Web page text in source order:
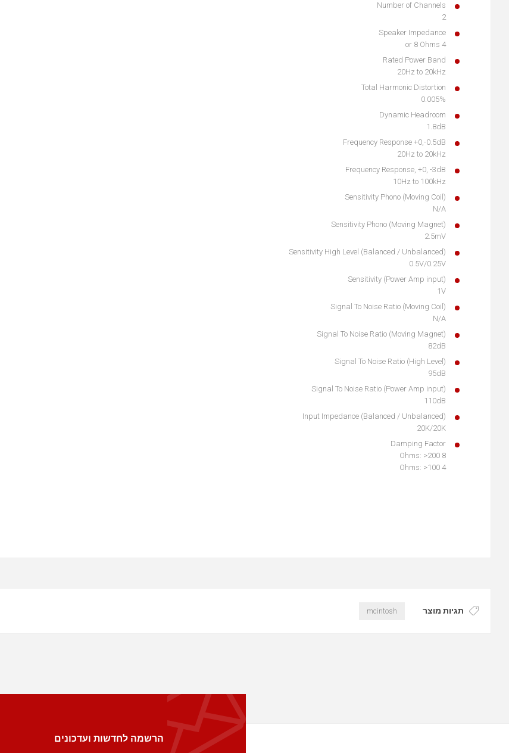
Number of Channels
2
Speaker Impedance
4 or 8 Ohms
Rated Power Band
20Hz to 20kHz
Total Harmonic Distortion
0.005%
Dynamic Headroom
1.8dB
Frequency Response +0,-0.5dB
20Hz to 20kHz
Frequency Response, +0, -3dB
10Hz to 100kHz
Sensitivity Phono (Moving Coil)
N/A
Sensitivity Phono (Moving Magnet)
2.5mV
Sensitivity High Level (Balanced / Unbalanced)
0.5V/0.25V
Sensitivity (Power Amp input)
1V
Signal To Noise Ratio (Moving Coil)
N/A
Signal To Noise Ratio (Moving Magnet)
82dB
Signal To Noise Ratio (High Level)
95dB
Signal To Noise Ratio (Power Amp input)
110dB
Input Impedance (Balanced / Unbalanced)
20K/20K
Damping Factor
8 Ohms: >200
4 Ohms: >100
תגיות מוצר mcintosh
הרשמה לחדשות ועדכונים